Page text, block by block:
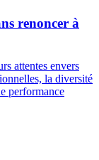
renoncer à
attentes envers
la diversité
performance